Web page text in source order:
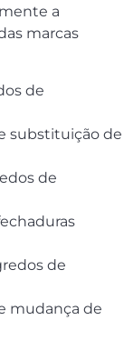
a
marcas
de
substituição de
de
de
mudança de